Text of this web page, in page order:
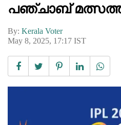
പഞ്ചാബ്
By: Kerala Voter
May 8, 2025, 17:17 IST